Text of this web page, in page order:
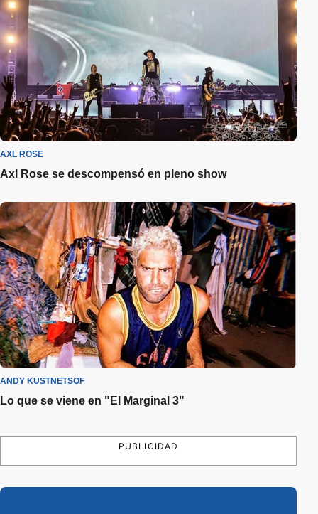
AXL ROSE
Axl Rose se descompensó en pleno show
ANDY KUSTNETSOF
Lo que se viene en "El Marginal 3"
PUBLICIDAD